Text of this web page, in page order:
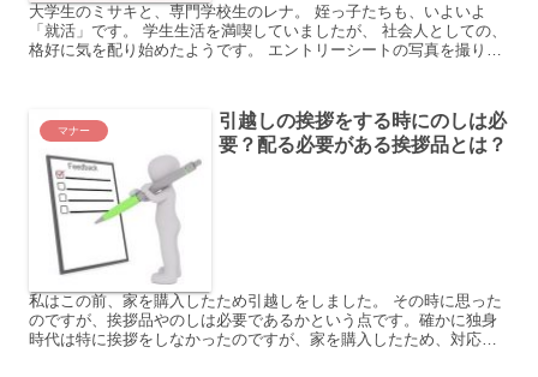
大学生のミサキと、専門学校生のレナ。 姪っ子たちも、いよいよ
「就活」です。 学生生活を満喫していましたが、 社会人としての、
格好に気を配り始めたようです。 エントリーシートの写真を撮りに
マナー
引越しの挨拶をする時にのしは必
要？配る必要がある挨拶品とは？
私はこの前、家を購入したため引越しをしました。 その時に思った
のですが、挨拶品やのしは必要であるかという点です。確かに独身
時代は特に挨拶をしなかったのですが、家を購入したため、対応を